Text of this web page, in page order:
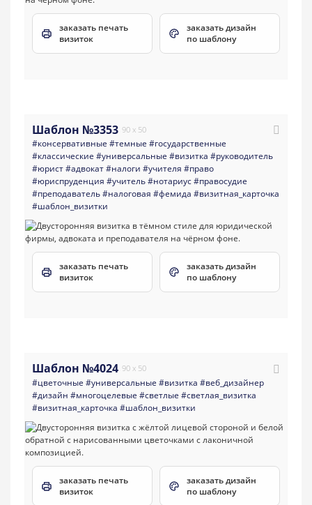
заказать печать
визиток
заказать дизайн
по шаблону
Шаблон №3353 90 x 50
#консервативные #темные #государственные
#классические #универсальные #визитка #руководитель
#юрист#адвокат#налоги #учителя #право
#юриспруденция #учитель#нотариус#правосудие
#преподаватель#налоговая #фемида #визитная_карточка
#шаблон_визитки
заказать печать
визиток
заказать дизайн
по шаблону
Шаблон №4024 90 x 50
#цветочные #универсальные #визитка #веб_дизайнер
#дизайн #многоцелевые #светлые #светлая_визитка
#визитная_карточка #шаблон_визитки
заказать печать
визиток
заказать дизайн
по шаблону